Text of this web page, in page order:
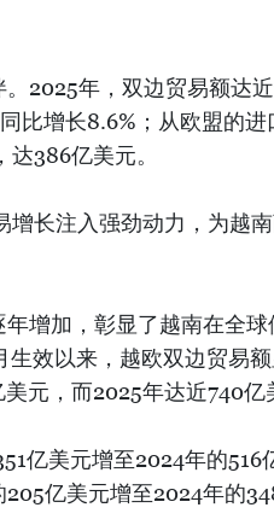
2025年，双边贸易额达近
比增长8.6%；从欧盟的进
386亿美元。
长注入强劲动力，为越
增加，彰显了越南在全
效以来，越欧双边贸易
元，而2025年达近740亿
亿美元增至2024年的516
亿美元增至2024年的